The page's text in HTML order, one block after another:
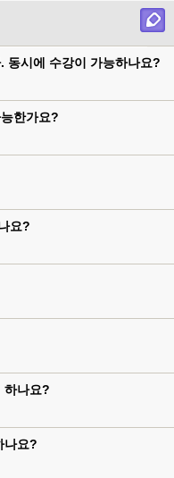
동시에 수강이 가능하나요?
한가요?
요?
하나요?
나요?